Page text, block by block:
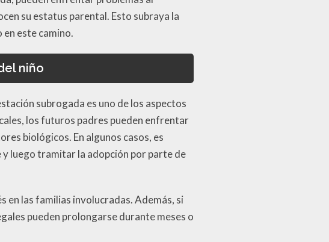
su estatus parental. Esto subraya la
este camino.
niño
subrogada es uno de los aspectos
los futuros padres pueden enfrentar
biológicos. En algunos casos, es
luego tramitar la adopción por parte de
en las familias involucradas. Además, si
pueden prolongarse durante meses o